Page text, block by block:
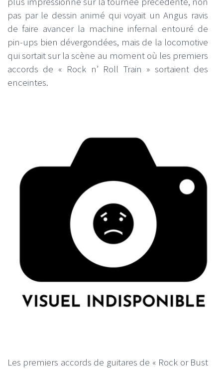
pas par le dessin animé qui voyait un Angus ravis
de faire avancer la machine infernal entouré de
pin-ups bien dévergondées, mais de la locomotive
qui sortait sur la scène au moment où les premiers
accords de « Rock n’ Roll Train » sortaient des
enceintes.
Les premiers accords de guitares de « Rock or Bust